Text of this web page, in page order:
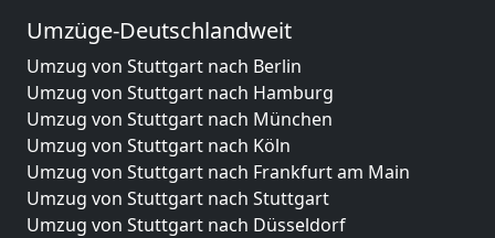
Umzüge-Deutschlandweit
Umzug von Stuttgart nach Berlin
Umzug von Stuttgart nach Hamburg
Umzug von Stuttgart nach München
Umzug von Stuttgart nach Köln
Umzug von Stuttgart nach Frankfurt am Main
Umzug von Stuttgart nach Stuttgart
Umzug von Stuttgart nach Düsseldorf